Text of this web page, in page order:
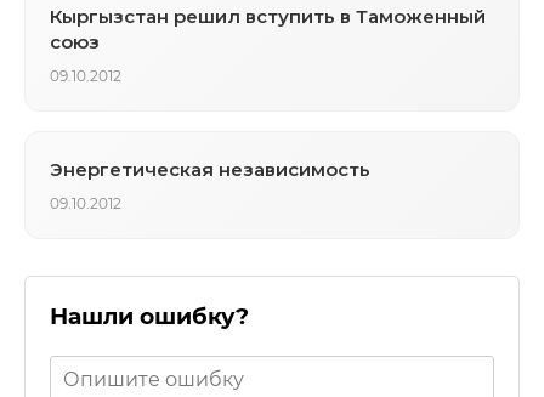
Кыргызстан решил вступить в Таможенный
союз
09.10.2012
Энергетическая независимость
09.10.2012
Нашли ошибку?